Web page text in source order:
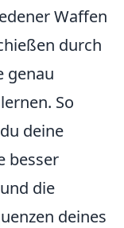
Waffen
durch
genau
So
deine
besser
die
deines